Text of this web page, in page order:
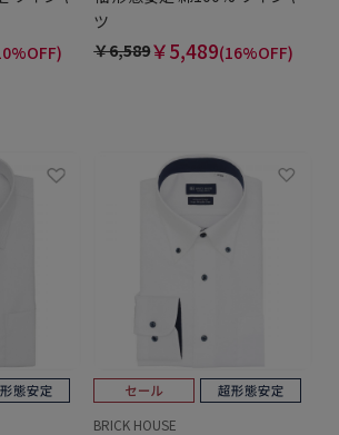
ツ
￥6,589￥5,489(16%OFF)
BRICK HOUSE